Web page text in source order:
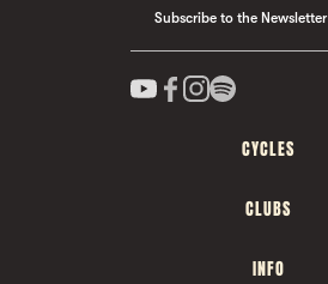
Subscribe to the Newsletter
CYCLES
CLUBS
INFO